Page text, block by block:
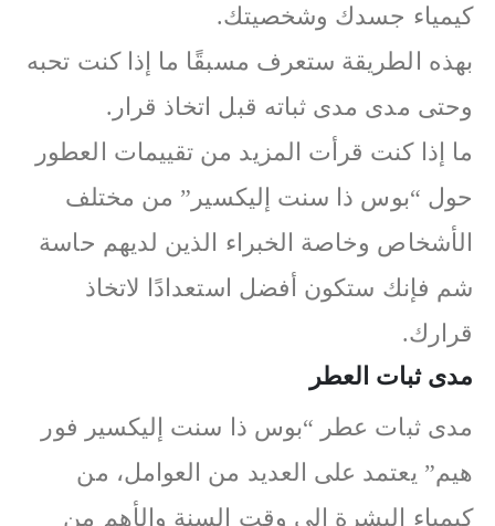
كيمياء جسدك وشخصيتك.
بهذه الطريقة ستعرف مسبقًا ما إذا كنت تحبه
وحتى مدى مدى ثباته قبل اتخاذ قرار.
ما إذا كنت قرأت المزيد من تقييمات العطور
حول “بوس ذا سنت إليكسير” من مختلف
الأشخاص وخاصة الخبراء الذين لديهم حاسة
شم فإنك ستكون أفضل استعدادًا لاتخاذ
قرارك.
مدى ثبات العطر
مدى ثبات عطر “بوس ذا سنت إليكسير فور
هيم” يعتمد على العديد من العوامل، من
كيمياء البشرة إلى وقت السنة والأهم من